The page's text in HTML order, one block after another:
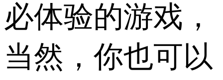
必体验的游戏，
当然，你也可以